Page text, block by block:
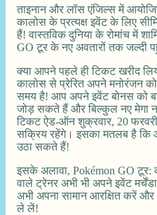
ताइनान और लॉस एंजिल्स में
कालोस के प्रत्यक्ष इवेंट के लिए
हैं! वास्तविक दुनिया के रोमांच में
GO टूर के नए अवतारों तक जल्दी
क्या आपने पहले ही टिकट खरीद
कालोस से प्रेरित अपने मनोरंजन
समय है! आप अपने इवेंट बोनस को
जोड़ सकते हैं और बिल्कुल नए मेगा
टिकट ऐड-ऑन शुक्रवार, 20
सक्रिय रहेंगे। इसका मतलब है कि
उठा सकते हैं!
इसके अलावा, Pokémon GO टूर:
वाले ट्रेनर अभी भी अपने इवेंट
अभी अपना सामान आरक्षित करें
ले लें!